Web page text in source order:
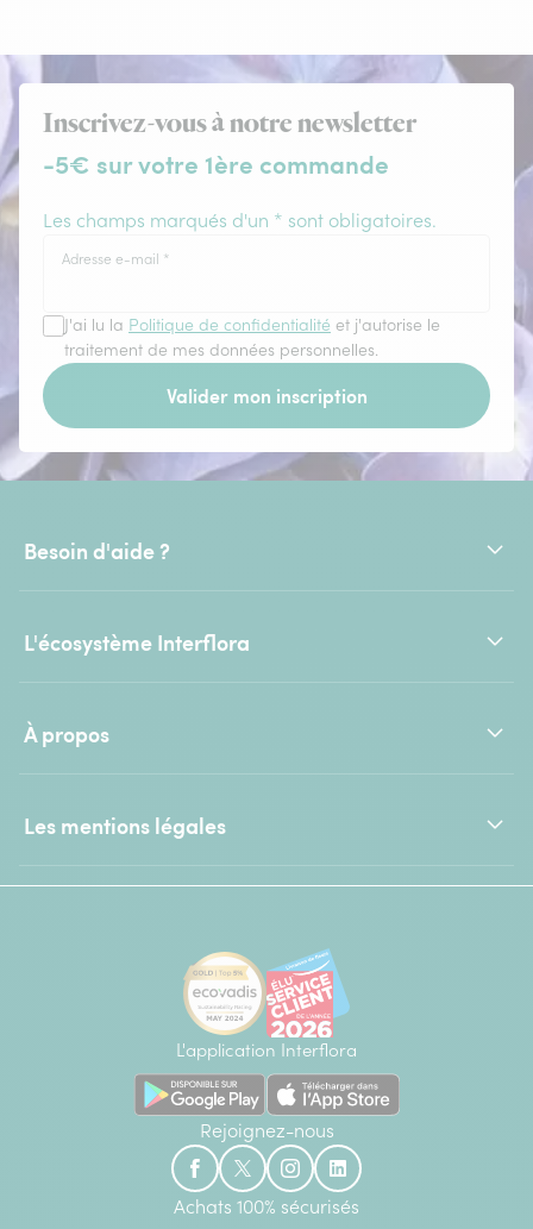
Inscrivez-vous à notre newsletter
-5€ sur votre 1ère commande
Les champs marqués d'un * sont obligatoires.
Adresse e-mail *
J'ai lu la Politique de confidentialité et j'autorise le
traitement de mes données personnelles.
Valider mon inscription
Besoin d'aide ?
L'écosystème Interflora
À propos
Les mentions légales
L'application Interflora
Rejoignez-nous
Achats 100% sécurisés